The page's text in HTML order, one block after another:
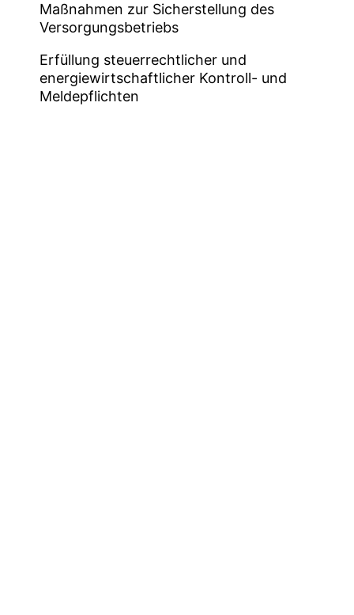
Maßnahmen zur Sicherstellung des
Versorgungsbetriebs
Erfüllung steuerrechtlicher und
energiewirtschaftlicher Kontroll- und
Meldepflichten